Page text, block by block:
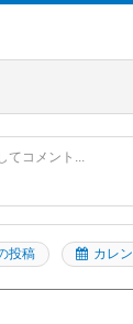
してコメント...
投稿 カレ